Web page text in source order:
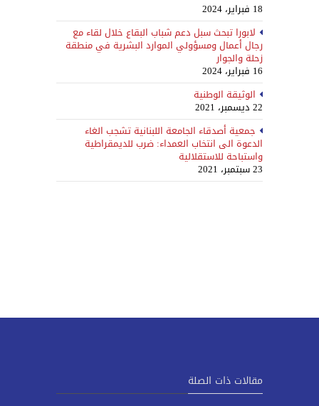
18 فبراير، 2024
لابورا تبحث سبل دعم شباب البقاع خلال لقاء مع
رجال أعمال ومسؤولي الموارد البشرية في منطقة
زحلة والجوار
16 فبراير، 2024
الوثيقة الوطنية
22 ديسمبر، 2021
جمعية أصدقاء الجامعة اللبنانية تشجب الغاء
الدعوة الى انتخاب العمداء: ضرب للديمقراطية
واستباحة للاستقلالية
23 سبتمبر، 2021
مقالات ذات الصلة